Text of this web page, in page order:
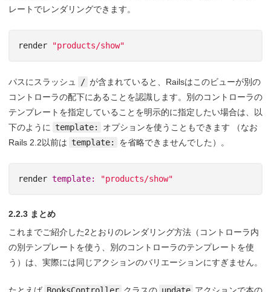
レートでレンダリングできます。
render "products/show"
パスにスラッシュ / が含まれていると、Railsはこのビューが別の
コントローラの配下にあることを認識します。別のコントローラの
テンプレートを指定していることを明示的に指定したい場合は、以
下のように template:
オプションを使うこともできます （なお
Rails 2.2以前は template: を省略できませんでした）。
render template: "products/show"
2.2.3 まとめ
これまでご紹介した2とおりのレンダリング方法（コントローラ内
の別テンプレートを使う、別のコントローラのテンプレートを使
う）は、実際には同じアクションのバリエーションにすぎません。